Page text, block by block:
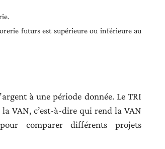
futurs est supérieure ou inférieure au
à une période donnée. Le TRI
VAN, c’est-à-dire qui rend la VAN
comparer différents projets